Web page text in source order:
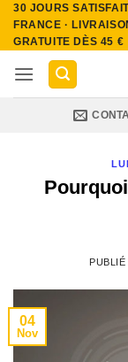
Passer
au
contenu
30 JOURS
FRANCE ·
GRATUITE DÈS 45 €
PUBLIÉ
04
Nov